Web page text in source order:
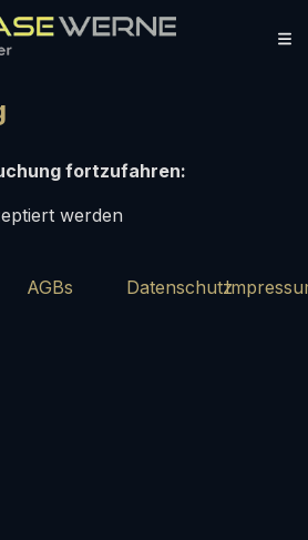
fortzufahren:
werden
AGBs Datenschutz